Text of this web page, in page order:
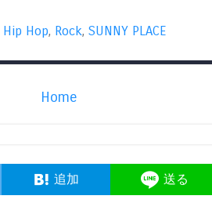
Hip Hop, Rock, SUNNY PLACE
Home
追加 送る